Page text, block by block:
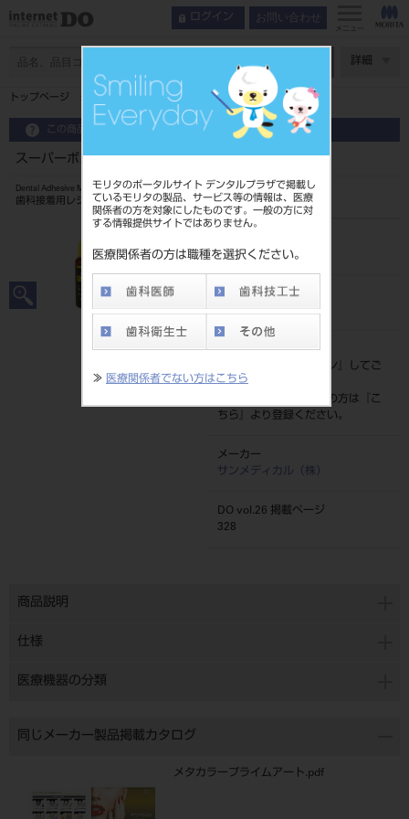
モリタのポータルサイト デンタルプラザで掲載し
ているモリタの製品、サービス等の情報は、医療
関係者の方を対象にしたものです。一般の方に対
する情報提供サイトではありません。
医療関係者の方は職種を選択ください。
≫ 医療関係者でない方はこちら
ログイン お問い合わせ
メニュー
詳細
トップページ スーパーボンド モノマー液
この商品に関するお問い合わせ
スーパーボンド モノマー液
Dental Adhesive Monomer
歯科接着用レジンセメント
204610401
JAN/EANコード
標準価格
ログイン
』してご
覧ください。
ネット会員登録がまだの方は『
こ
ちら
』より登録ください。
メーカー
サンメディカル（株）
DO vol.26 掲載ページ
328
商品説明
仕様
医療機器の分類
同じメーカー製品掲載カタログ
メタカラープライムアート.pdf